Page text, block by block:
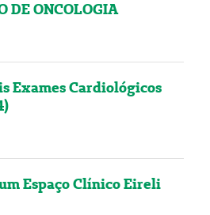
DE ONCOLOGIA
Exames Cardiológicos
Espaço Clínico Eireli